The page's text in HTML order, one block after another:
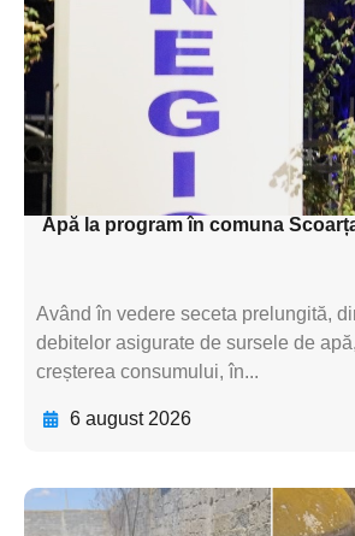
textul pentru
subtitluAdaugă
textul pentru
subtitluAdaugă
textul pentru
Apă la program în comuna
Având în vedere seceta prelungită,
debitelor asigurate de sursele de
creșterea consumului, în...
6 august 2026